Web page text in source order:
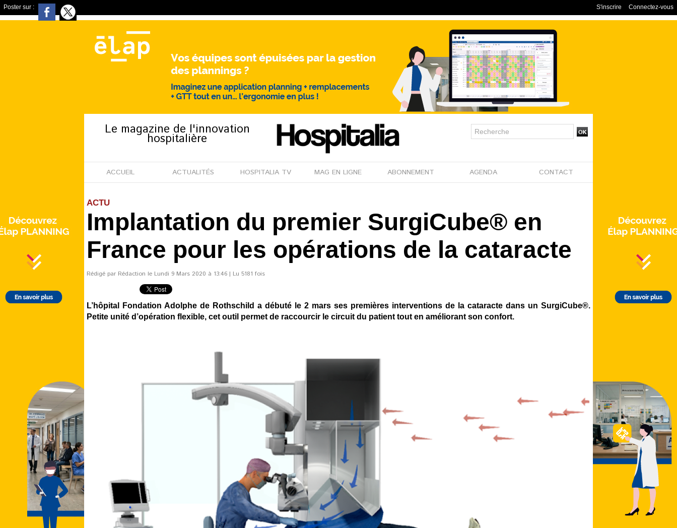
Poster sur : Connectez-vous
S'inscrire
Le magazine de l'innovation
hospitalière
ACCUEIL ACTUALITÉS HOSPITALIA TV MAG EN LIGNE ABONNEMENT AGENDA CONTACT
ACTU
Implantation du premier SurgiCube® en
France pour les opérations de la cataracte
Rédigé par Rédaction le Lundi 9 Mars 2020 à 13:46 | Lu 5181 fois
L’hôpital Fondation Adolphe de Rothschild a débuté le 2 mars ses premières interventions de la cataracte dans un SurgiCube®.
Petite unité d’opération flexible, cet outil permet de raccourcir le circuit du patient tout en améliorant son confort.